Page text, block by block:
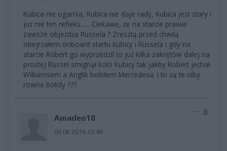
Kubica nie ogarnia, Kubica nie daje rady, Kubica jest stary i
juz nie ten refleks...... Ciekawe, że na starcie prawie
zawsze objeżdża Russela ? Zresztą przed chwilą
obejrzałem onboard startu Kubicy i Russela i gdy na
starcie Robert go wyprzedzil to już kilka zakrętów dalej na
prostej Russel smignął kolo Kubicy tak jakby Robert jechał
Williamsem a Anglik bolidem Mercedesa. I to są te niby
rowne bolidy ???
Amadeo10
09.06.2019 23:48
0